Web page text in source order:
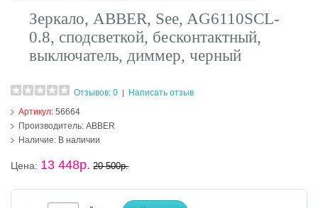
Зеркало, ABBER, See, AG6110SCL-
0.8, сподсветкой, бесконтактный,
выключатель, диммер, черный
Отзывов: 0
Написать отзыв
Артикул:56664
Производитель: ABBER
Наличие: В наличии
Цена: 13 448р. 20 500р.